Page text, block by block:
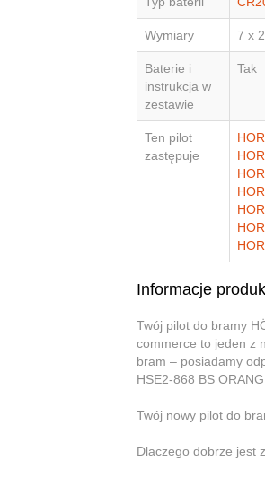
Wymiary 7 x
Baterie i
instrukcja w
zestawie
Tak
Ten pilot
zastępuje
Informacje
Twój pilot do bramy
commerce to jeden z
bram – posiadamy
HSE2-868 BS
Twój nowy pilot do
Dlaczego dobrze jest